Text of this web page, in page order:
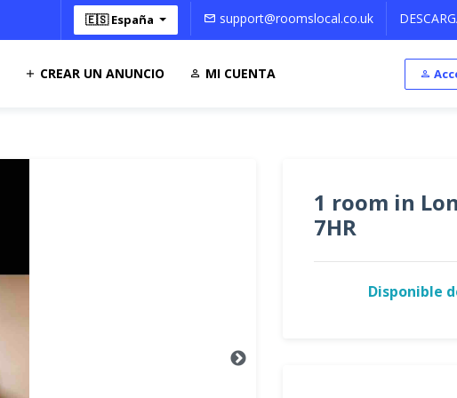
🇪🇸 España support@roomslocal.co.uk
CREAR UN ANUNCIO MI CUENTA
1 room in
7HR
Disponible